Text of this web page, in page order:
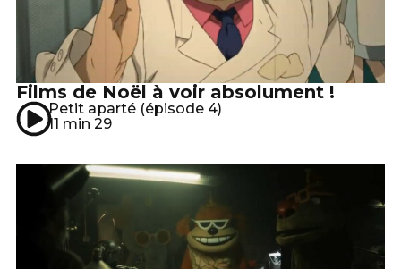
Films de Noël à voir absolument !
Petit aparté (épisode 4)
11 min 29